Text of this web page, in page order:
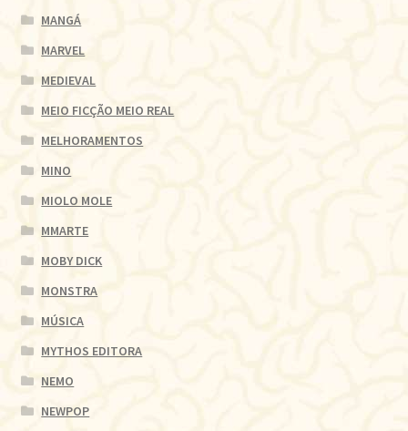
MANGÁ
MARVEL
MEDIEVAL
MEIO FICÇÃO MEIO REAL
MELHORAMENTOS
MINO
MIOLO MOLE
MMARTE
MOBY DICK
MONSTRA
MÚSICA
MYTHOS EDITORA
NEMO
NEWPOP